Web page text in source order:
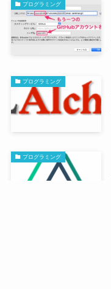
プログラミング
プログラミング
プログラミング